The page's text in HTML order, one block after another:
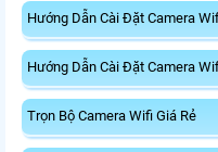
Hướng Dẫn Cài Đặt Camera
Hướng Dẫn Cài Đặt Camera
Trọn Bộ Camera Wifi Giá Rẻ